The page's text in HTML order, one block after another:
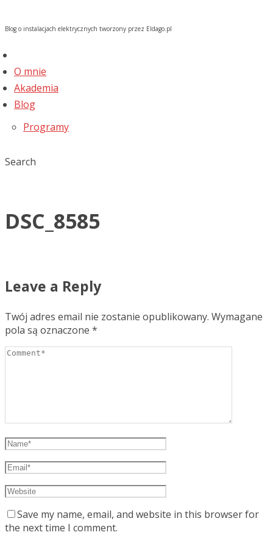
Blog o instalacjach elektrycznych tworzony przez Eldago.pl
O mnie
Akademia
Blog
Programy
Search
DSC_8585
Leave a Reply
Twój adres email nie zostanie opublikowany. Wymagane
pola są oznaczone *
Save my name, email, and website in this browser for
the next time I comment.